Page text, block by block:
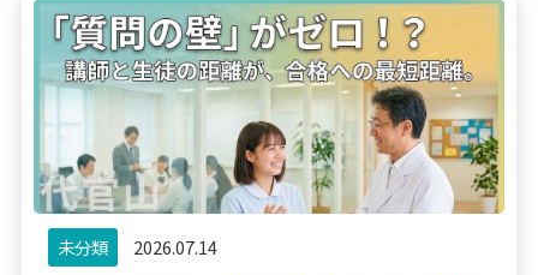
未分類 2026.07.14